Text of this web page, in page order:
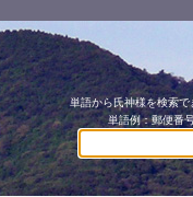
単語から氏神様を検索でき
単語例：郵便番